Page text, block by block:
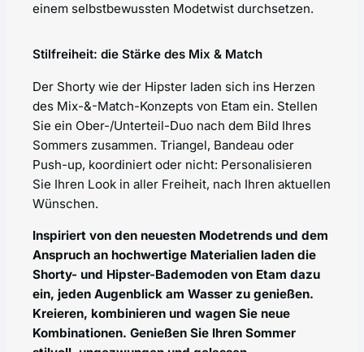
einem selbstbewussten Modetwist durchsetzen.
Stilfreiheit: die Stärke des Mix & Match
Der Shorty wie der Hipster laden sich ins Herzen
des Mix-&-Match-Konzepts von Etam ein. Stellen
Sie ein Ober-/Unterteil-Duo nach dem Bild Ihres
Sommers zusammen. Triangel, Bandeau oder
Push-up, koordiniert oder nicht: Personalisieren
Sie Ihren Look in aller Freiheit, nach Ihren aktuellen
Wünschen.
Inspiriert von den neuesten Modetrends und dem
Anspruch an hochwertige Materialien laden die
Shorty- und Hipster-Bademoden von Etam dazu
ein, jeden Augenblick am Wasser zu genießen.
Kreieren, kombinieren und wagen Sie neue
Kombinationen. Genießen Sie Ihren Sommer